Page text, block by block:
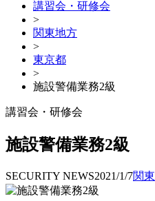
講習会・研修会
>
関東地方
>
東京都
>
施設警備業務2級
講習会・研修会
施設警備業務2級
SECURITY NEWS2021/1/7関